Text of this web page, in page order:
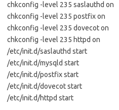
chkconfig -level 235 saslauthd on
chkconfig -level 235 postfix on
chkconfig -level 235 dovecot on
chkconfig -level 235 httpd on
/etc/init.d/saslauthd start
/etc/init.d/mysqld start
/etc/init.d/postfix start
/etc/init.d/dovecot start
/etc/init.d/httpd start